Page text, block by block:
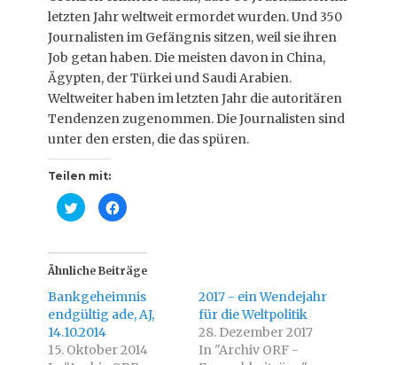
letzten Jahr weltweit ermordet wurden. Und 350
Journalisten im Gefängnis sitzen, weil sie ihren
Job getan haben. Die meisten davon in China,
Ägypten, der Türkei und Saudi Arabien.
Weltweiter haben im letzten Jahr die autoritären
Tendenzen zugenommen. Die Journalisten sind
unter den ersten, die das spüren.
Teilen mit:
K
l
,
u
m
b
e
r
T
w
i
K
l
,
u
m
u
f
F
c
e
Ähnliche Beiträge
Bankgeheimnis
endgültig ade, AJ,
14.10.2014
15. Oktober 2014
2017 - ein Wendejahr
für die Weltpolitik
28. Dezember 2017
In "Archiv ORF -